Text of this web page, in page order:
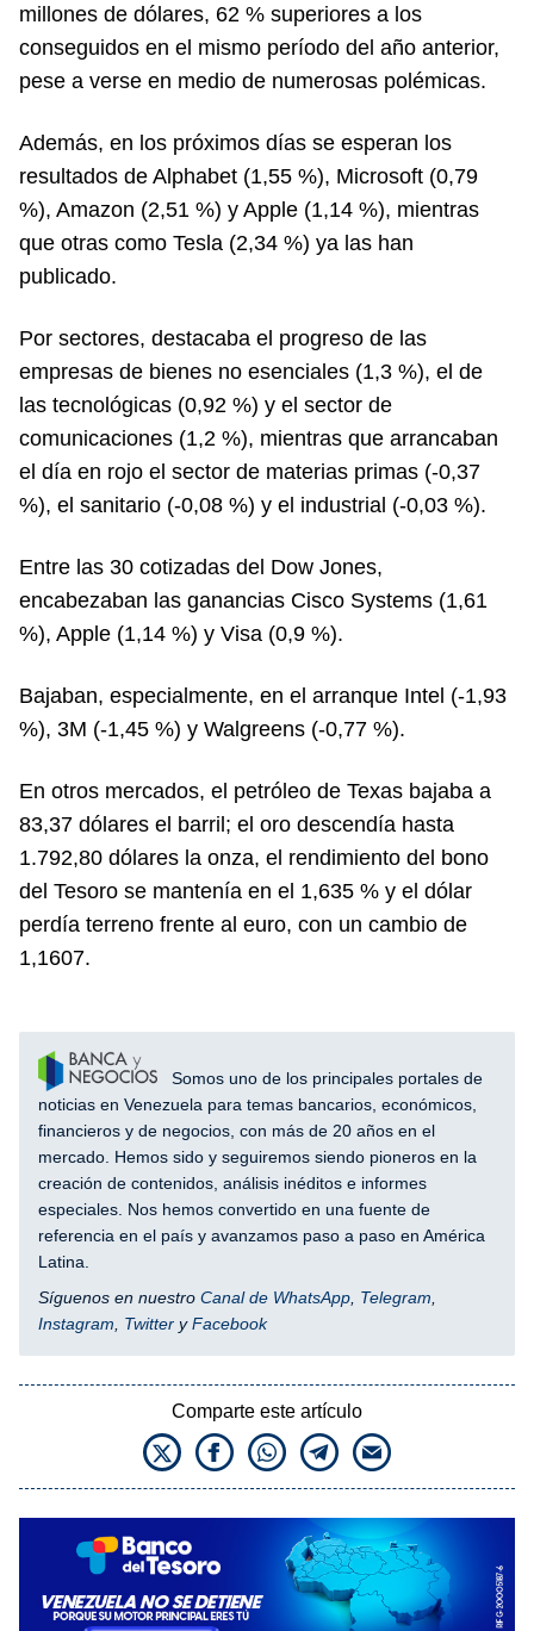
millones de dólares, 62 % superiores a los
conseguidos en el mismo período del año anterior,
pese a verse en medio de numerosas polémicas.
Además, en los próximos días se esperan los
resultados de Alphabet (1,55 %), Microsoft (0,79
%), Amazon (2,51 %) y Apple (1,14 %), mientras
que otras como Tesla (2,34 %) ya las han
publicado.
Por sectores, destacaba el progreso de las
empresas de bienes no esenciales (1,3 %), el de
las tecnológicas (0,92 %) y el sector de
comunicaciones (1,2 %), mientras que arrancaban
el día en rojo el sector de materias primas (-0,37
%), el sanitario (-0,08 %) y el industrial (-0,03 %).
Entre las 30 cotizadas del Dow Jones,
encabezaban las ganancias Cisco Systems (1,61
%), Apple (1,14 %) y Visa (0,9 %).
Bajaban, especialmente, en el arranque Intel (-1,93
%), 3M (-1,45 %) y Walgreens (-0,77 %).
En otros mercados, el petróleo de Texas bajaba a
83,37 dólares el barril; el oro descendía hasta
1.792,80 dólares la onza, el rendimiento del bono
del Tesoro se mantenía en el 1,635 % y el dólar
perdía terreno frente al euro, con un cambio de
1,1607.
Somos uno de los principales portales de
noticias en Venezuela para temas bancarios, económicos,
financieros y de negocios, con más de 20 años en el
mercado. Hemos sido y seguiremos siendo pioneros en la
creación de contenidos, análisis inéditos e informes
especiales. Nos hemos convertido en una fuente de
referencia en el país y avanzamos paso a paso en América
Latina.
Síguenos en nuestro Canal de WhatsApp Telegram
Instagram
Twitter yFacebook
Comparte este artículo